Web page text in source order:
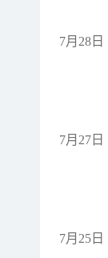
7月28日
7月27日
7月25日